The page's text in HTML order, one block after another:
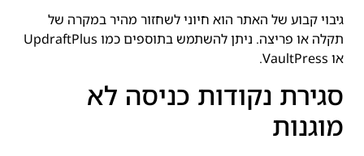
גיבוי קבוע של האתר הוא חיוני לשחזור מהיר במקרה של
תקלה או פריצה. ניתן להשתמש בתוספים כמו UpdraftPlus
או VaultPress.
סגירת נקודות כניסה לא
מוגנות